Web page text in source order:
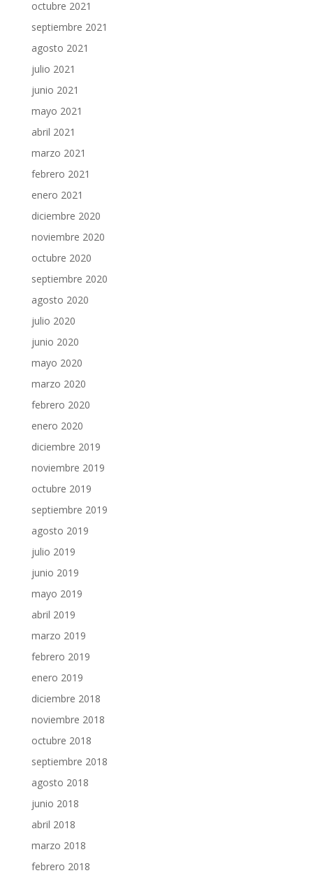
octubre 2021
septiembre 2021
agosto 2021
julio 2021
junio 2021
mayo 2021
abril 2021
marzo 2021
febrero 2021
enero 2021
diciembre 2020
noviembre 2020
octubre 2020
septiembre 2020
agosto 2020
julio 2020
junio 2020
mayo 2020
marzo 2020
febrero 2020
enero 2020
diciembre 2019
noviembre 2019
octubre 2019
septiembre 2019
agosto 2019
julio 2019
junio 2019
mayo 2019
abril 2019
marzo 2019
febrero 2019
enero 2019
diciembre 2018
noviembre 2018
octubre 2018
septiembre 2018
agosto 2018
junio 2018
abril 2018
marzo 2018
febrero 2018